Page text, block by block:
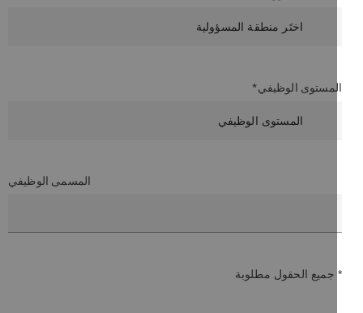
الوظيفي*
المسمى الوظيفي
جميع الحقول مطلوبة